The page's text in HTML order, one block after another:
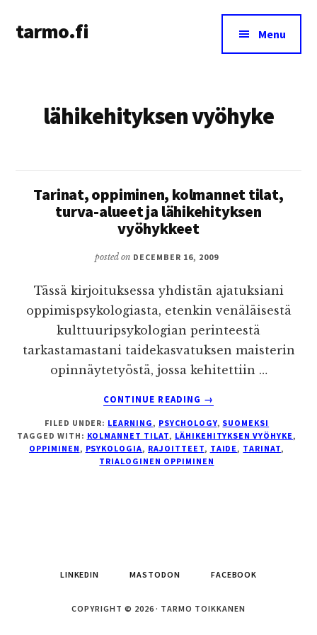
main
menu
tarmo.fi
education,
life
Menu
lähikehityksen vyöhyke
Tarinat, oppiminen, kolmannet tilat,
turva-alueet ja lähikehityksen
vyöhykkeet
posted on DECEMBER 16, 2009
Tässä kirjoituksessa yhdistän ajatuksiani
oppimispsykologiasta, etenkin venäläisestä
kulttuuripsykologian perinteestä
tarkastamastani taidekasvatuksen maisterin
opinnäytetyöstä, jossa kehitettiin …
CONTINUE READING
ABOUT
OPPIMINEN,
KOLMANNET
TILAT,
→
FILED UNDER: LEARNING , PSYCHOLOGY, SUOMEKSI
TAGGED WITH: KOLMANNET TILAT, LÄHIKEHITYKSEN VYÖHYKE ,
OPPIMINEN , PSYKOLOGIA, RAJOITTEET, TAIDE , TARINAT,
TRIALOGINEN OPPIMINEN
LINKEDIN MASTODON FACEBOOK
COPYRIGHT © 2026 · TARMO TOIKKANEN